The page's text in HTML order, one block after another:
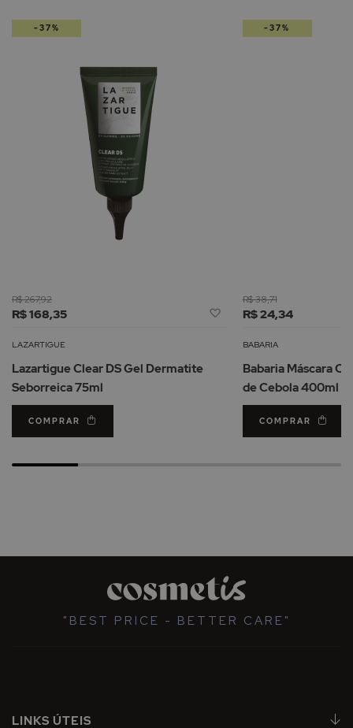
R$ 168,35
R$ 267,92
Adicionar
Lista
Desejos
LAZARTIGUE
Lazartigue Clear DS Gel Dermatite
Seborreica 75ml
COMPRAR
-37%
R$ 24,34
R$ 38,71
BABARIA
Babaria Máscara
de Cebola 400ml
COMPRAR
-37%
"BEST PRICE - BETTER CARE"
LINKS ÚTEIS